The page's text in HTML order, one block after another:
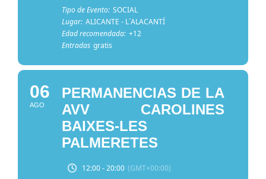
Tipo de Evento: SOCIAL
Lugar: ALICANTE - L´ALACANTÍ
Edad recomendada: +12
Entradas gratis
06
AGO
PERMANENCIAS DE LA
AVV CAROLINES
BAIXES-LES
PALMERETES
12:00 - 20:00 (GMT+00:00)